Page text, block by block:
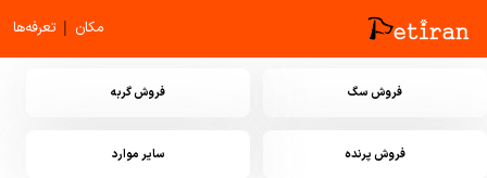
مکان | تعرفه‌ها
فروش سگ فروش گربه
فروش پرنده سایر موارد